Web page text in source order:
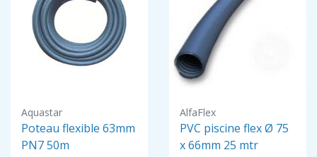
Aquastar
Poteau flexible 63mm
PN7 50m
AlfaFlex
PVC piscine flex Ø 75
x 66mm 25 mtr